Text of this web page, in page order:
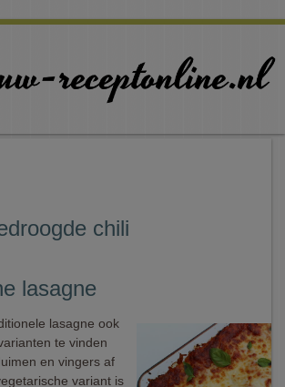
chili
lasagne
lasagne ook
te vinden
en vingers af
variant is